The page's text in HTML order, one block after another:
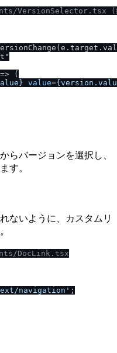
/VersionSelector.tsx (
(
value=
らバージョンを選択し、
す。
ないように、カスタムリ
/DocLink.tsx
/navigation' ;